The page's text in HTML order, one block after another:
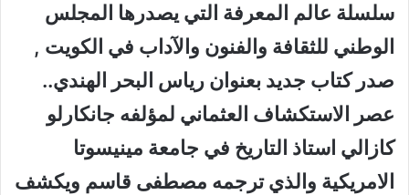
سلسلة عالم المعرفة التي يصدرها المجلس
الوطني للثقافة والفنون والآداب في الكويت ,
صدر كتاب جديد بعنوان رياس البحر الهندي..
عصر الاستكشاف العثماني لمؤلفه جانكارلو
كازالي استاذ التاريخ في جامعة مينيسوتا
الامريكية والذي ترجمه مصطفى قاسم ويكشف